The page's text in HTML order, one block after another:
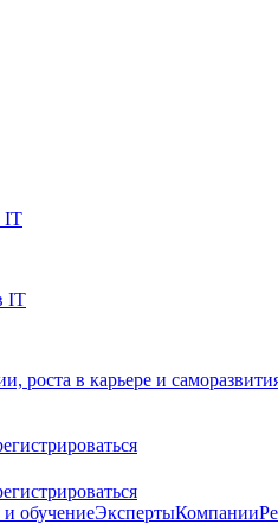
IT
IT
роста в карьере и
обучениеЭкспертыКомпании